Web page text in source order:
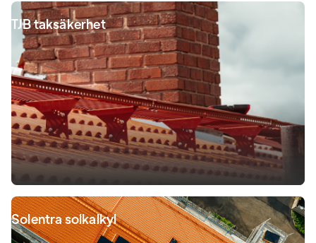
TJB taksäkerhet
Solentra solkalkyl